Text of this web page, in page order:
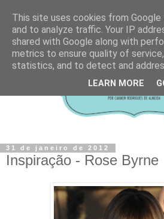
31 de janeiro de 2012
Inspiração - Rose Byrne
This site uses cookies from
and to analyze traffic. Your IP
shared with Google along with
metrics to ensure quality of
statistics, and to detect and
LEARN MORE